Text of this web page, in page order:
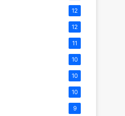
12
12
11
10
10
10
9